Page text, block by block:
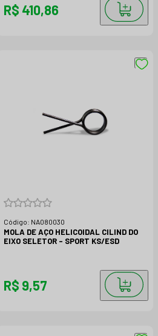
R$ 410,86
Código: NA080030
MOLA DE AÇO HELICOIDAL CILIND DO
EIXO SELETOR - SPORT KS/ESD
R$ 9,57